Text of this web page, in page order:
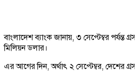
বাংলাদেশ ব্যাংক জানায়, ৩ সেপ্টেম্বর
মিলিয়ন ডলার।
এর আগের দিন, অর্থাৎ ২ সেপ্টেম্বর,